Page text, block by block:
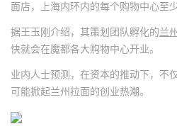
面店，上海内环内的每个购物中心至
据王玉刚介绍，其策划团队孵化的兰
快就会在魔都各大购物中心开业。
业内人士预测，在资本的推动下，不
可能掀起兰州拉面的创业热潮。